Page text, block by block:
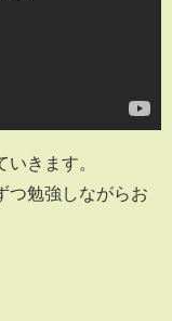
きます。
つ勉強しながらお